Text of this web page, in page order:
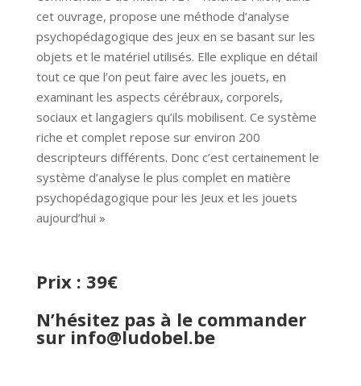
cet ouvrage, propose une méthode d’analyse
psychopédagogique des jeux en se basant sur les
objets et le matériel utilisés. Elle explique en détail
tout ce que l’on peut faire avec les jouets, en
examinant les aspects cérébraux, corporels,
sociaux et langagiers qu’ils mobilisent. Ce système
riche et complet repose sur environ 200
descripteurs différents. Donc c’est certainement le
système d’analyse le plus complet en matière
psychopédagogique pour les Jeux et les jouets
aujourd’hui »
Prix : 39€
N’hésitez pas à le commander
sur info@ludobel.be